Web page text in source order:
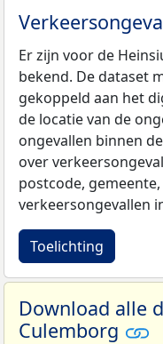
Er zijn voor de
bekend. De dataset
gekoppeld aan het
de locatie van de
ongevallen binnen
over
postcode,
verkeersongevallen
Toelichting
Download alle
Culemborg